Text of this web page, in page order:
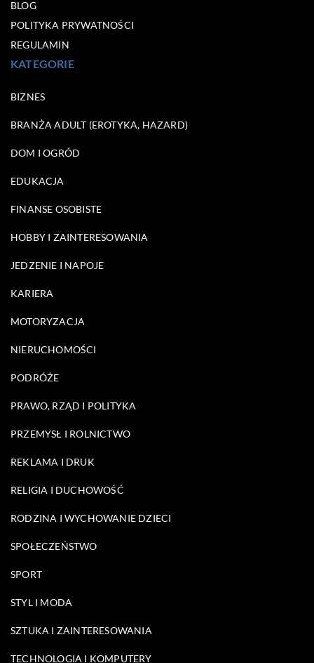
BLOG
POLITYKA PRYWATNOŚCI
REGULAMIN
KATEGORIE
BIZNES
BRANŻA ADULT (EROTYKA, HAZARD)
DOM I OGRÓD
EDUKACJA
FINANSE OSOBISTE
HOBBY I ZAINTERESOWANIA
JEDZENIE I NAPOJE
KARIERA
MOTORYZACJA
NIERUCHOMOŚCI
PODRÓŻE
PRAWO, RZĄD I POLITYKA
PRZEMYSŁ I ROLNICTWO
REKLAMA I DRUK
RELIGIA I DUCHOWOŚĆ
RODZINA I WYCHOWANIE DZIECI
SPOŁECZEŃSTWO
SPORT
STYL I MODA
SZTUKA I ZAINTERESOWANIA
TECHNOLOGIA I KOMPUTERY